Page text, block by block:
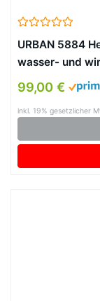
URBAN 5884
wasser- und
Jahreszeiten
Schwarz/Gelb,
99,00 €
inkl. 19% gesetzlicher